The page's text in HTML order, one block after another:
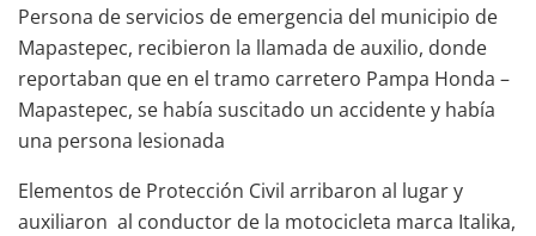
Persona de servicios de emergencia del municipio de
Mapastepec, recibieron la llamada de auxilio, donde
reportaban que en el tramo carretero Pampa Honda –
Mapastepec, se había suscitado un accidente y había
una persona lesionada
Elementos de Protección Civil arribaron al lugar y
auxiliaron al conductor de la motocicleta marca Italika,